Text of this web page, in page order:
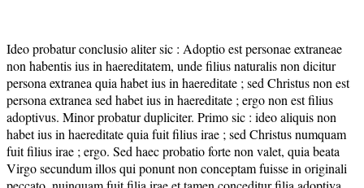
Ideo probatur conclusio aliter sic : Adoptio est personae extraneae
non habentis ius in haereditatem, unde filius naturalis non dicitur
persona extranea quia habet ius in haereditate ; sed Christus non est
persona extranea sed habet ius in haereditate ; ergo non est filius
adoptivus. Minor probatur dupliciter. Primo sic : ideo aliquis non
habet ius in haereditate quia fuit filius irae ; sed Christus numquam
fuit filius irae ; ergo. Sed haec probatio forte non valet, quia beata
Virgo secundum illos qui ponunt non conceptam fuisse in originali